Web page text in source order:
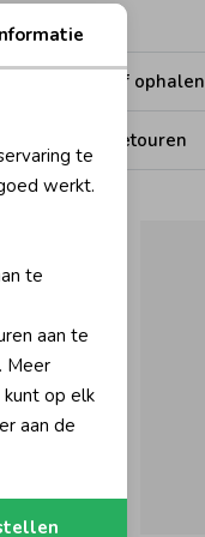
Betalen
Bezorgen of ophalen
Ruilen en retouren
te
werkt.
te
aan te
Meer
op elk
aan de